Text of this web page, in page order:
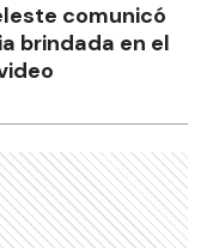
comunicó
brindada en el